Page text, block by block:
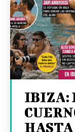
IBIZA: